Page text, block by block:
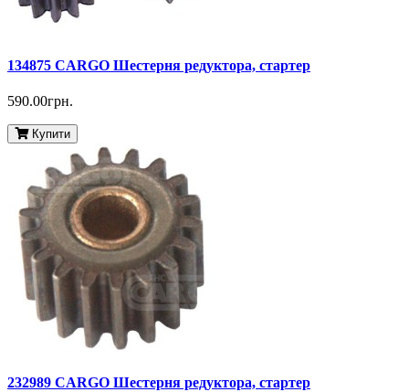
134875 CARGO Шестерня редуктора, стартер
590.00грн.
Купити
232989 CARGO Шестерня редуктора, стартер